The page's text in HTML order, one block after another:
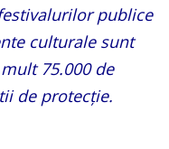
publice
culturale sunt
75.000 de
de protecție.